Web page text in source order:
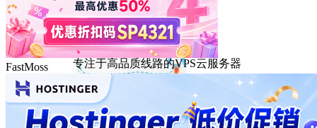
DMIT
专注于高品质线路的VPS云服务器
FastMoss